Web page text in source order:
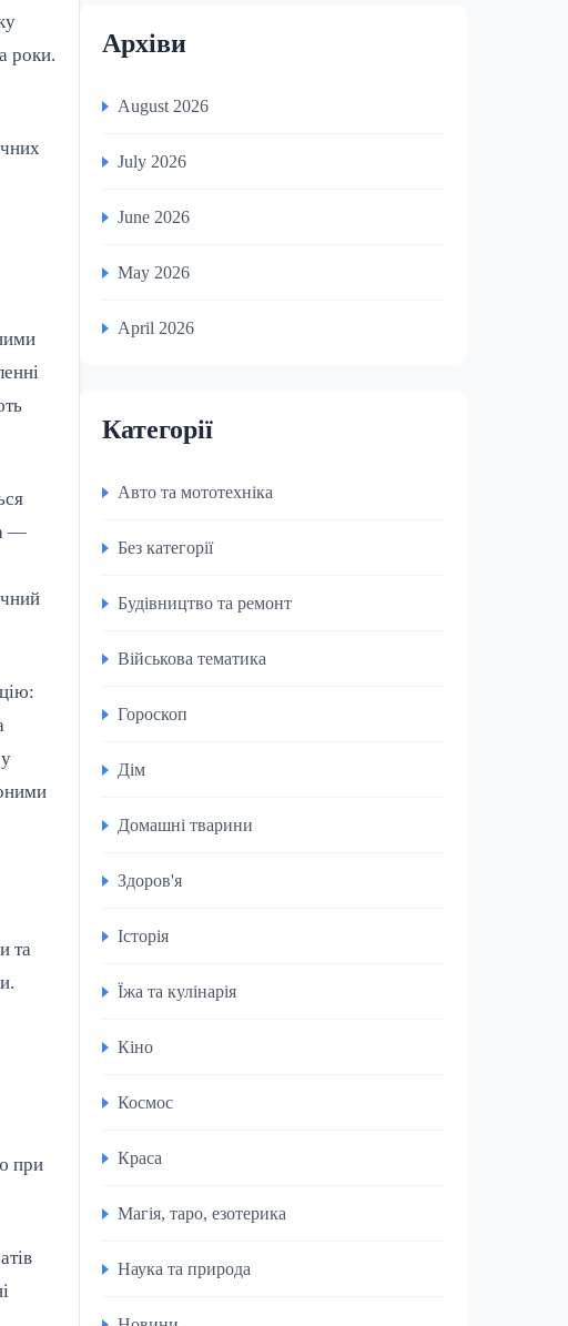
роки.
—
та
при
Архіви
August 2026
July 2026
June 2026
May 2026
April 2026
Категорії
Авто та мототехніка
Без категорії
Будівництво та ремонт
Військова тематика
Гороскоп
Дім
Домашні тварини
Здоров'я
Історія
Їжа та кулінарія
Кіно
Космос
Краса
Магія, таро, езотерика
Наука та природа